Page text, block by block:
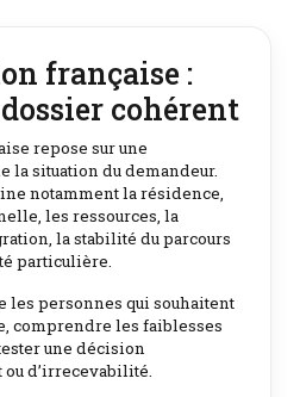
française :
cohérent
repose sur une
la situation du demandeur.
notamment la résidence,
les ressources, la
la stabilité du parcours
particulière.
les personnes qui souhaitent
comprendre les faiblesses
une décision
ou d’irrecevabilité.